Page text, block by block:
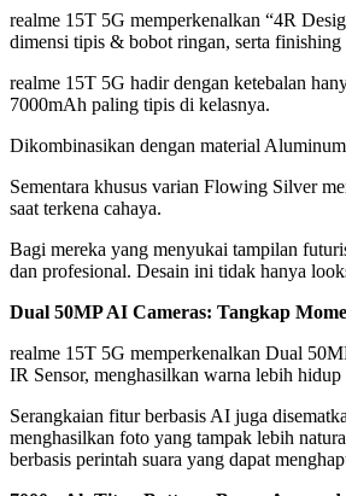
realme 15T 5G memperkenalkan “4R
dimensi tipis & bobot ringan, serta
realme 15T 5G hadir dengan ketebalan
7000mAh paling tipis di kelasnya.
Dikombinasikan dengan material
Sementara khusus varian Flowing Silver
saat terkena cahaya.
Bagi mereka yang menyukai tampilan
dan profesional. Desain ini tidak hanya
Dual 50MP AI Cameras: Tangkap
realme 15T 5G memperkenalkan Dual
IR Sensor, menghasilkan warna lebih
Serangkaian fitur berbasis AI juga
menghasilkan foto yang tampak lebih
berbasis perintah suara yang dapat